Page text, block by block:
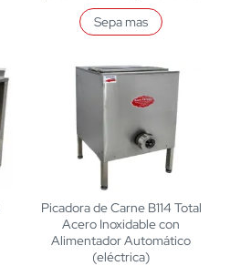
Sepa mas
Picadora de Carne B114 Total
Acero Inoxidable con
Alimentador Automático
(eléctrica)